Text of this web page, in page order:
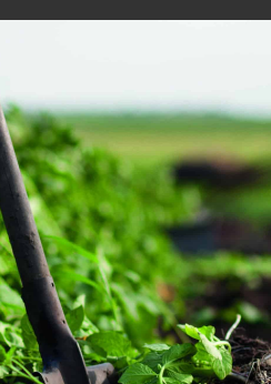
Agglo
Ceci peut
vous